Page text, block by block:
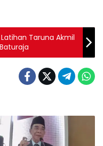
Taruna Akmil